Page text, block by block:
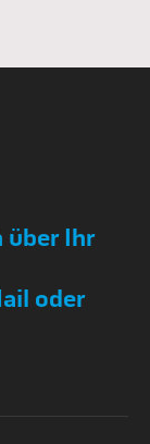
über Ihr
oder